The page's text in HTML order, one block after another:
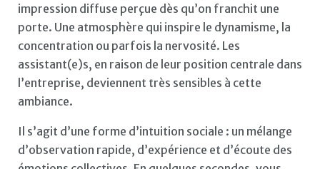
impression diffuse perçue dès qu’on franchit une
porte. Une atmosphère qui inspire le dynamisme, la
concentration ou parfois la nervosité. Les
assistant(e)s, en raison de leur position centrale dans
l’entreprise, deviennent très sensibles à cette
ambiance.
Il s’agit d’une forme d’intuition sociale : un mélange
d’observation rapide, d’expérience et d’écoute des